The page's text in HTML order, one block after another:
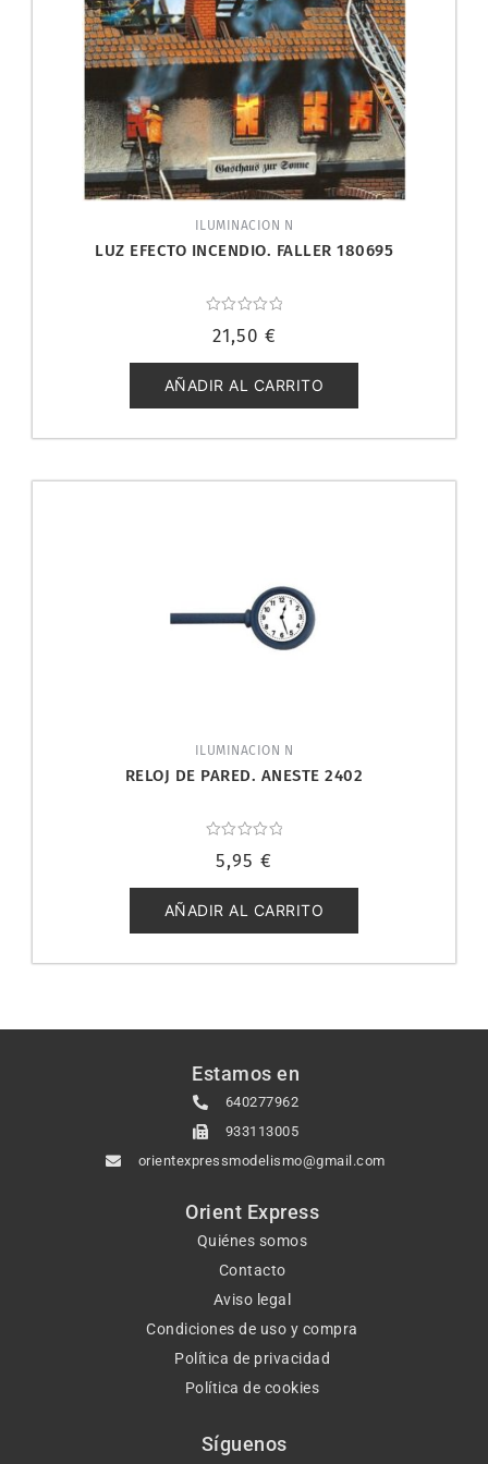
ILUMINACION N
LUZ EFECTO INCENDIO. FALLER 180695
con
de
5
21,50 €
AÑADIR AL CARRITO
ILUMINACION N
RELOJ DE PARED. ANESTE 2402
con
de
5
5,95 €
AÑADIR AL CARRITO
Estamos en
640277962
933113005
orientexpressmodelismo@gmail.com
Orient Express
Quiénes somos
Contacto
Aviso legal
Condiciones de uso y compra
Política de privacidad
Política de cookies
Síguenos